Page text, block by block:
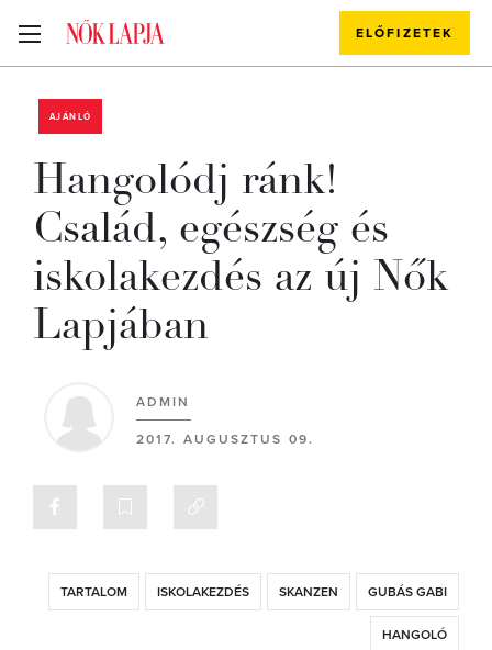
ELŐFIZETEK
AJÁNLÓ
Hangolódj ránk!
Család, egészség és
iskolakezdés az új Nők
Lapjában
ADMIN
2017. AUGUSZTUS 09.
TARTALOM ISKOLAKEZDÉS SKANZEN GUBÁS GABI
HANGOLÓ